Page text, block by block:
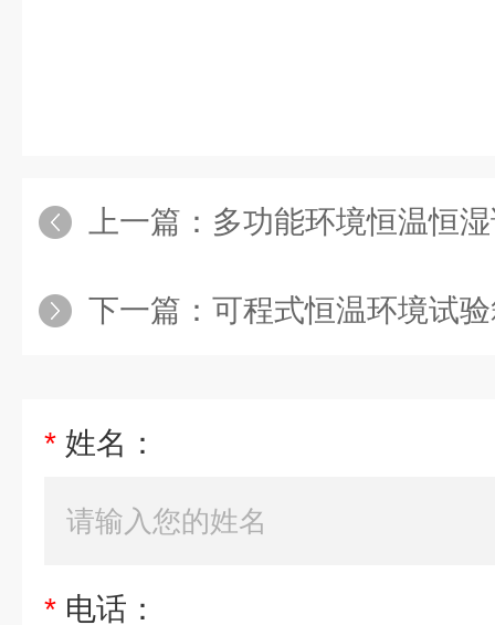
上一篇： 多功能环境恒温恒
下一篇： 可程式恒温环境试
* 姓名：
* 电话：